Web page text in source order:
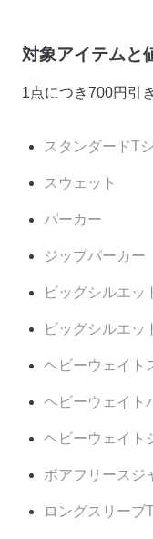
対象アイテムと
1点につき700円引き
スタンダードT
スウェット
パーカー
ジップパーカー
ビッグシルエッ
ビッグシルエッ
ヘビーウェイト
ヘビーウェイト
ヘビーウェイト
ボアフリースジ
ロングスリーブ